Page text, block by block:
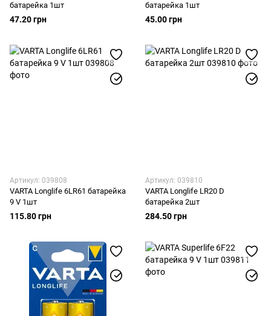
батарейка 1шт
47.20 грн
батарейка 1шт
45.00 грн
Артикул: 039808
VARTA Longlife 6LR61 батарейка
9 V 1шт
115.80 грн
Артикул: 039810
VARTA Longlife LR20 D
батарейка 2шт
284.50 грн